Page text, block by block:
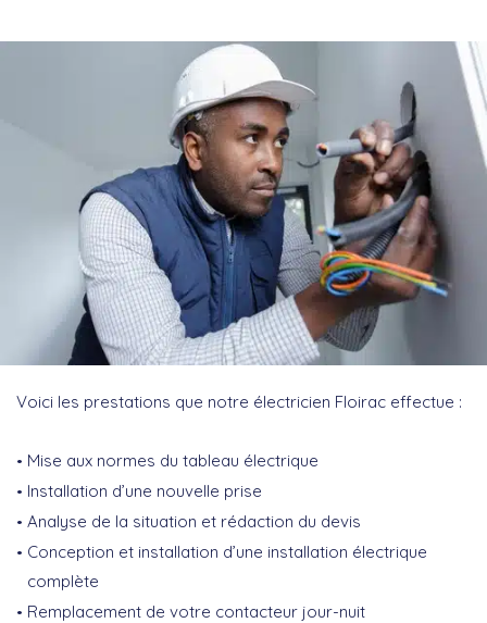
Voici les prestations que notre électricien Floirac effectue :
Mise aux normes du tableau électrique
Installation d’une nouvelle prise
Analyse de la situation et rédaction du devis
Conception et installation d’une installation électrique
complète
Remplacement de votre contacteur jour-nuit